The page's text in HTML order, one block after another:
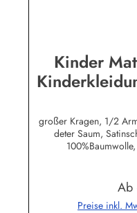
Kinder
großer Kragen, 1/2
deter Saum,
Ab
Preise inkl.